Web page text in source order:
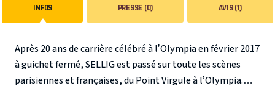
INFOS PRESSE (0) AVIS (1)
Après 20 ans de carrière célébré à lʼOlympia en février 2017
à guichet fermé, SELLIG est passé sur toute les scènes
parisiennes et françaises, du Point Virgule à lʼOlympia.